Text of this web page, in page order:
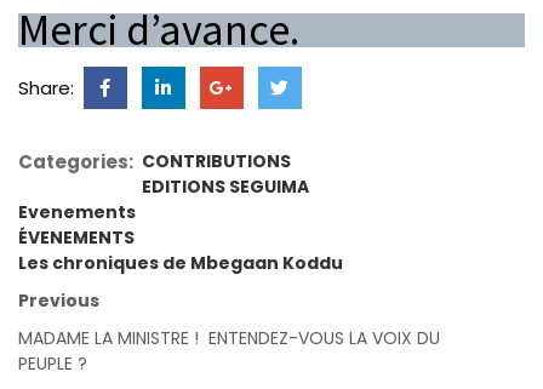
Merci d’avance.
Share:
Categories: CONTRIBUTIONS
EDITIONS SEGUIMA
Evenements
ÉVENEMENTS
Les chroniques de Mbegaan Koddu
Previous
MADAME LA MINISTRE ! ENTENDEZ-VOUS LA VOIX DU
PEUPLE ?